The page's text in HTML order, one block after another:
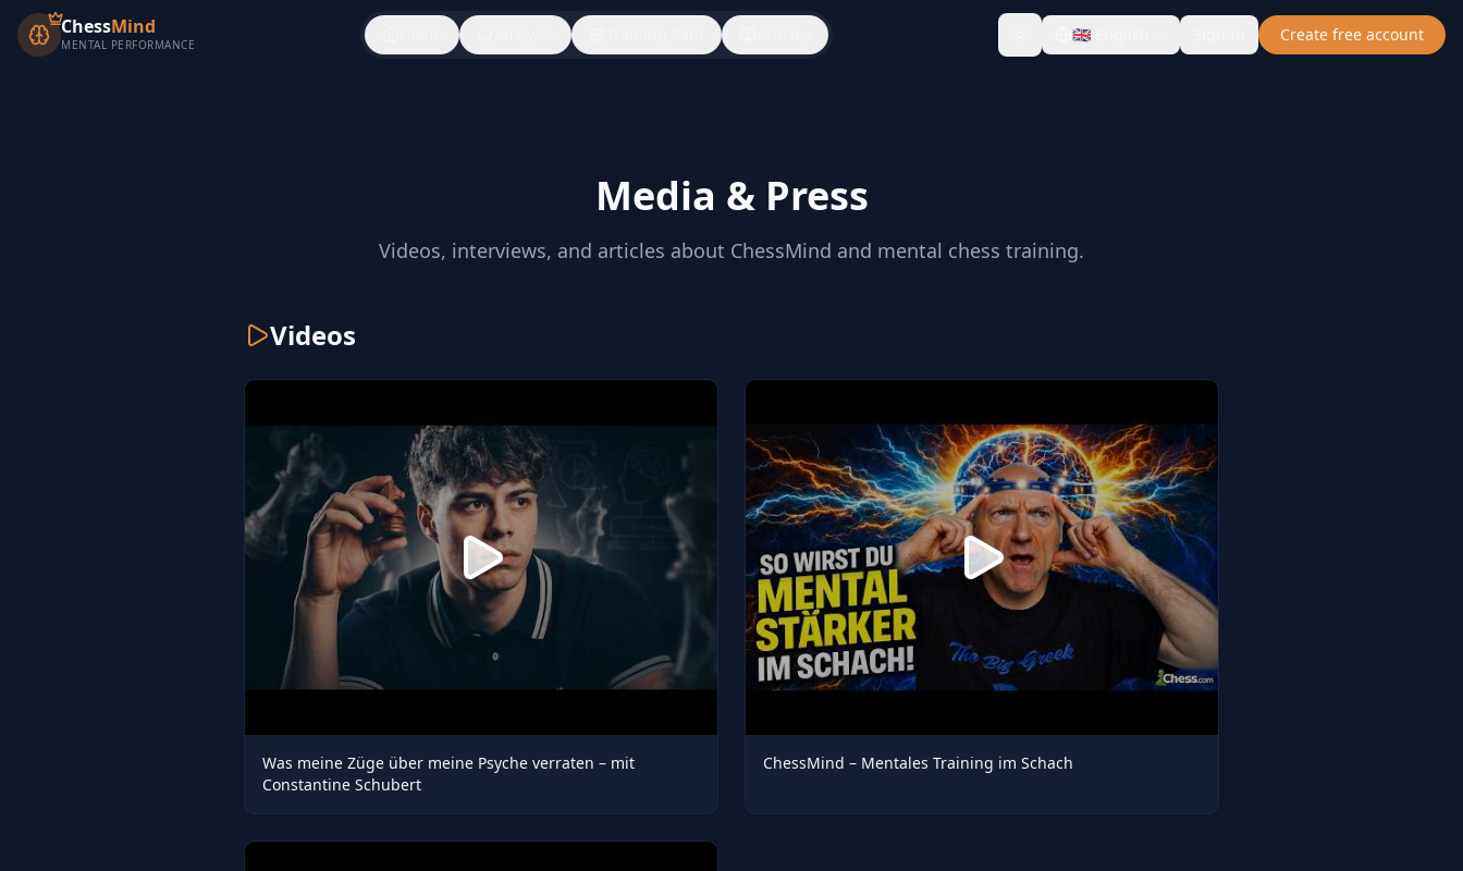
ChessMind
MENTAL PERFORMANCE
🇬🇧 Create free account
Media & Press
Videos, interviews, and articles about ChessMind and mental chess training.
Videos
Was meine Züge über meine Psyche verraten – mit
Constantine Schubert
ChessMind – Mentales Training im Schach